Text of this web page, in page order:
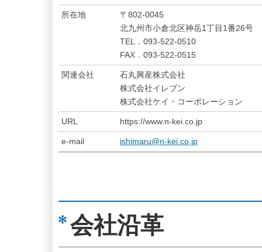
所在地
〒802-0045
北九州市小倉北区神岳1丁目1番26号
TEL．093-522-0510
FAX．093-522-0515
関連会社
石丸興産株式会社
株式会社イレブン
株式会社ケイ・コーポレーション
URL https://www.n-kei.co.jp
e-mail ishimaru@n-kei.co.jp
会社沿革